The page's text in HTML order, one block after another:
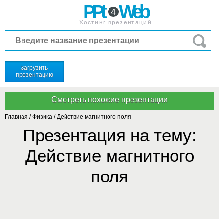
PPt 4 Web
Хостинг презентаций
Загрузить
презентацию
Главная /Физика /Действие магнитного поля
Презентация на тему:
Действие магнитного
поля